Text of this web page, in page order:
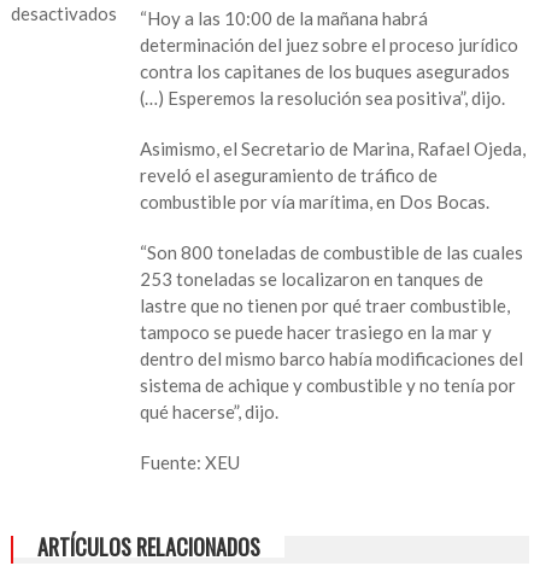
desactivados
“Hoy a las 10:00 de la mañana habrá
determinación del juez sobre el proceso jurídico
contra los capitanes de los buques asegurados
(…) Esperemos la resolución sea positiva”, dijo.
Asimismo, el Secretario de Marina, Rafael Ojeda,
reveló el aseguramiento de tráfico de
combustible por vía marítima, en Dos Bocas.
“Son 800 toneladas de combustible de las cuales
253 toneladas se localizaron en tanques de
lastre que no tienen por qué traer combustible,
tampoco se puede hacer trasiego en la mar y
dentro del mismo barco había modificaciones del
sistema de achique y combustible y no tenía por
qué hacerse”, dijo.
Fuente: XEU
ARTÍCULOS RELACIONADOS